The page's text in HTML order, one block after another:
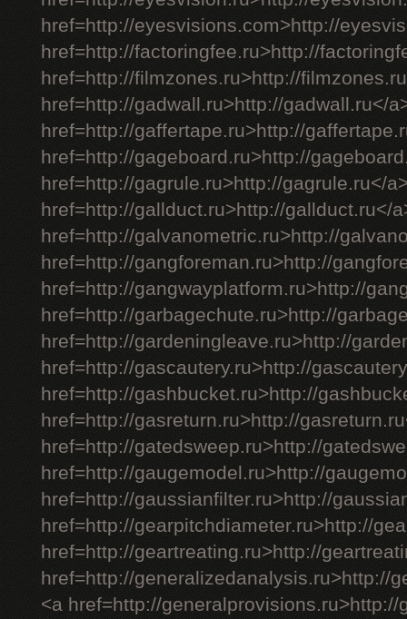
href=http://eyesvisions.com>http://
href=http://factoringfee.ru>http://
href=http://filmzones.ru>http://
href=http://gadwall.ru>http://gadwall.ru</
href=http://gaffertape.ru>http://
href=http://gageboard.ru>http://
href=http://gagrule.ru>http://gagrule.ru</
href=http://gallduct.ru>http://gallduct.ru</
href=http://galvanometric.ru>http://
href=http://gangforeman.ru>http://
href=http://gangwayplatform.ru>http://
href=http://garbagechute.ru>http://
href=http://gardeningleave.ru>http://
href=http://gascautery.ru>http://
href=http://gashbucket.ru>http://
href=http://gasreturn.ru>http://
href=http://gatedsweep.ru>http://
href=http://gaugemodel.ru>http://
href=http://gaussianfilter.ru>http://
href=http://gearpitchdiameter.ru>http://
href=http://geartreating.ru>http://
href=http://generalizedanalysis.ru>http://
<a href=http://